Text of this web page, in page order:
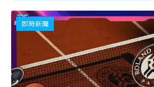
即時新聞